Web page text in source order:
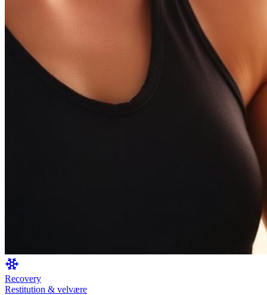
Recovery
Restitution & velvære